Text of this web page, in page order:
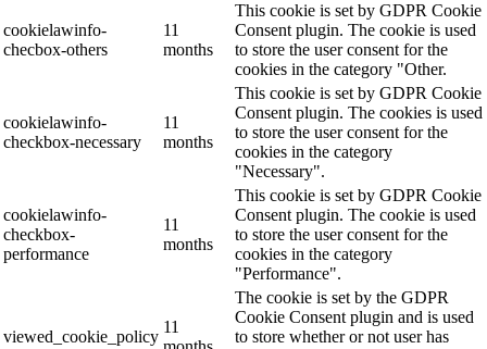
cookielawinfo-
checbox-others
11
months
This cookie is set by GDPR Cookie
Consent plugin. The cookie is used
to store the user consent for the
cookies in the category "Other.
cookielawinfo-
checkbox-necessary
11
months
This cookie is set by GDPR Cookie
Consent plugin. The cookies is used
to store the user consent for the
cookies in the category
"Necessary".
cookielawinfo-
checkbox-
performance
11
months
This cookie is set by GDPR Cookie
Consent plugin. The cookie is used
to store the user consent for the
cookies in the category
"Performance".
viewed_cookie_policy
11
The cookie is set by the GDPR
Cookie Consent plugin and is used
to store whether or not user has